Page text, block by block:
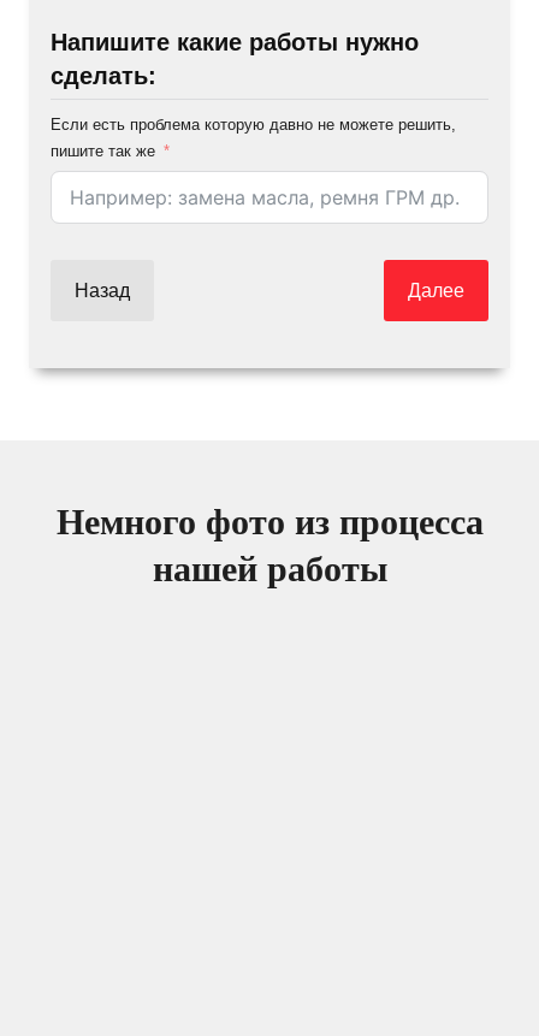
Напишите какие работы нужно
сделать:
Если есть проблема которую давно не можете решить,
пишите так же
Назад Далее
Немного фото из процесса
нашей работы